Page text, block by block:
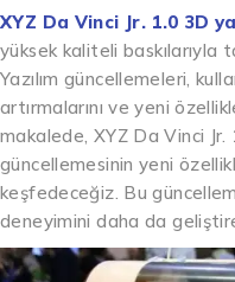
XYZ Da Vinci Jr. 1.0 3D
yüksek kaliteli baskılarıyla
Yazılım güncellemeleri,
artırmalarını ve yeni
makalede, XYZ Da Vinci Jr.
güncellemesinin yeni
keşfedeceğiz. Bu
deneyimini daha da